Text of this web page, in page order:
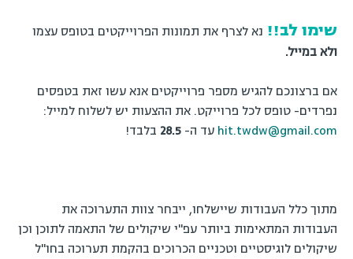
שימו לב!! נא לצרף את תמונות הפרוייקטים בטופס עצמו
ולא במייל.
אם ברצונכם להגיש מספר פרוייקטים אנא עשו זאת בטפסים
נפרדים- טופס לכל פרוייקט. את ההצעות יש לשלוח למייל:
hit.twdw@gmail.com עד ה- 28.5 בלבד!
מתוך כלל העבודות שיישלחו, ייבחר צוות התערוכה את
העבודות המתאימות ביותר עפ"י שיקולים של התאמה לתוכן וכן
שיקולים לוגיסטיים וטכניים הכרוכים בהקמת תערוכה בחו"ל